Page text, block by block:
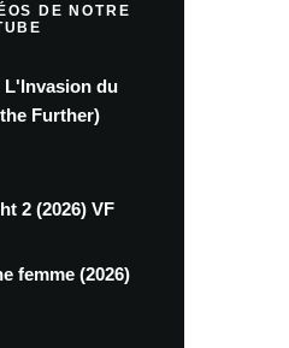
DE NOTRE
L'Invasion du
Further)
2 (2026) VF
femme (2026)